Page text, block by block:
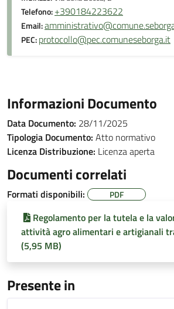
Telefono:+390184223622
Email:
PEC:protocollo@pec.comuneseborga.it
Informazioni Documento
Data Documento: 28/11/2025
Tipologia Documento: Atto normativo
Licenza Distribuzione: Licenza aperta
Documenti correlati
Formati disponibili: PDF
Regolamento per la tutela e la
attività agro alimentari e artigianali
(5,95 MB)
Presente in